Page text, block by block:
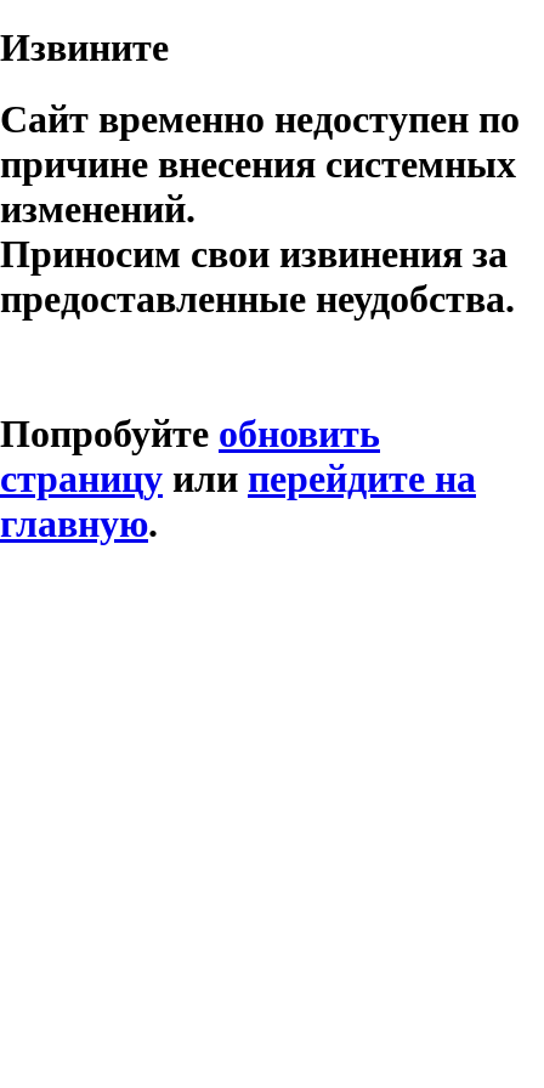
Извините
Сайт временно недоступен по
причине внесения системных
изменений.
Приносим свои извинения за
предоставленные неудобства.
Попробуйте обновить
страницу или перейдите на
главную.